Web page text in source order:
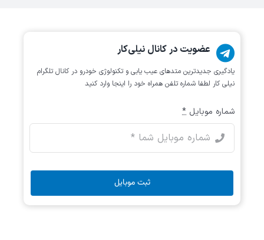
عضویت در کانال نیلی‌کار
یادگیری جدیدترین متد‌های عیب یابی‌ و تکنولوژی خودرو در کانال تلگرام
نیلی کار لطفا شماره تلفن همراه خود را اینجا وارد کنید
شماره موبایل *
ثبت موبایل